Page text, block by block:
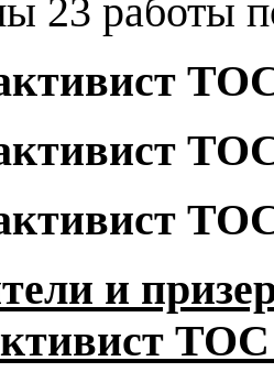
23 работы
ТОС
ТОС
ТОС
и
ТОС